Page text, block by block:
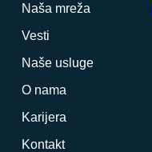
Naša mreža
Vesti
Naše usluge
O nama
Karijera
Kontakt